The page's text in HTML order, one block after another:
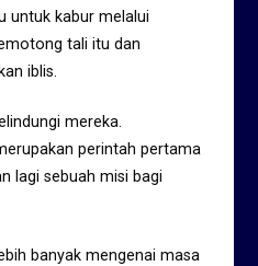
untuk kabur melalui
tali itu dan
iblis.
mereka.
perintah pertama
lagi sebuah misi bagi
banyak mengenai masa